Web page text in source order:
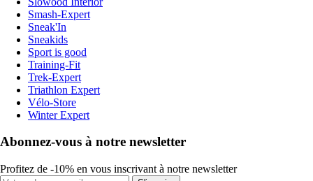
Smash-Expert
Sneak'In
Sneakids
Sport is good
Training-Fit
Trek-Expert
Triathlon Expert
Vélo-Store
Winter Expert
Abonnez-vous à notre newsletter
Profitez de -10% en vous inscrivant à notre newsletter